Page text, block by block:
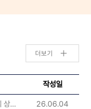
더보기
작성일
신용카드 할부 상품권, 한국상품권협회 상담 후기 나눠요 💬 26.06.04